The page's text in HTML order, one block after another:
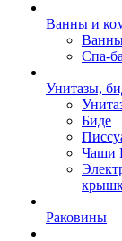
Ванны и
Спа-
Унитазы,
Биде
Чаши
Раковины